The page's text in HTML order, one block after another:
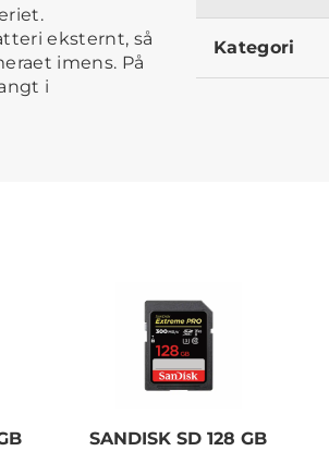
eksternt, så
imens. På
i
Kategori
SANDISK SD 128 GB